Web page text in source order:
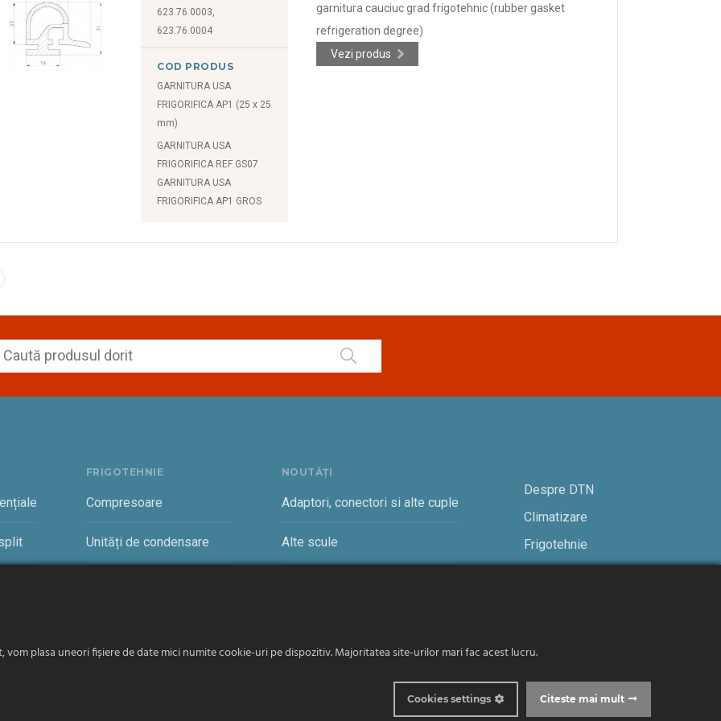
623.76.0003,
623.76.0004
COD PRODUS
GARNITURA USA
FRIGORIFICA AP1 (25 x 25
mm)
GARNITURA USA
FRIGORIFICA REF GS07
GARNITURA USA
FRIGORIFICA AP1 GROS
garnitura cauciuc grad frigotehnic (rubber gasket
refrigeration degree)
Vezi produs
FRIGOTEHNIE
Compresoare
Unități de condensare
NOUTĂȚI
Adaptori, conectori si alte cuple
Alte scule
Despre DTN
Climatizare
Frigotehnie
© 2019-2026 DTN. Toate drepturile rezervate.
plasa uneori fișiere de date mici numite cookie-uri pe dispozitiv. Majoritatea site-urilor mari fac acest lucru.
Citeste mai mult
Cookies settings